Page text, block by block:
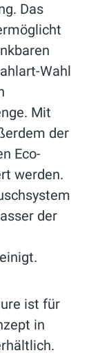
Das
Wahl
Mit
der
Eco-
werden.
der
ist für
in